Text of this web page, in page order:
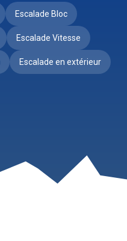
Escalade Bloc
Escalade Vitesse
Escalade en extérieur